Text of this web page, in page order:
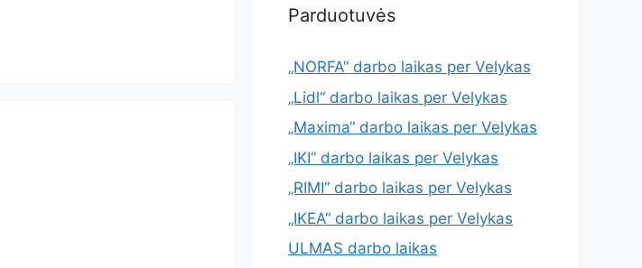
Parduotuvės
„NORFA“ darbo laikas per Velykas
„Lidl“ darbo laikas per Velykas
„Maxima“ darbo laikas per Velykas
„IKI“ darbo laikas per Velykas
„RIMI“ darbo laikas per Velykas
„IKEA“ darbo laikas per Velykas
ULMAS darbo laikas